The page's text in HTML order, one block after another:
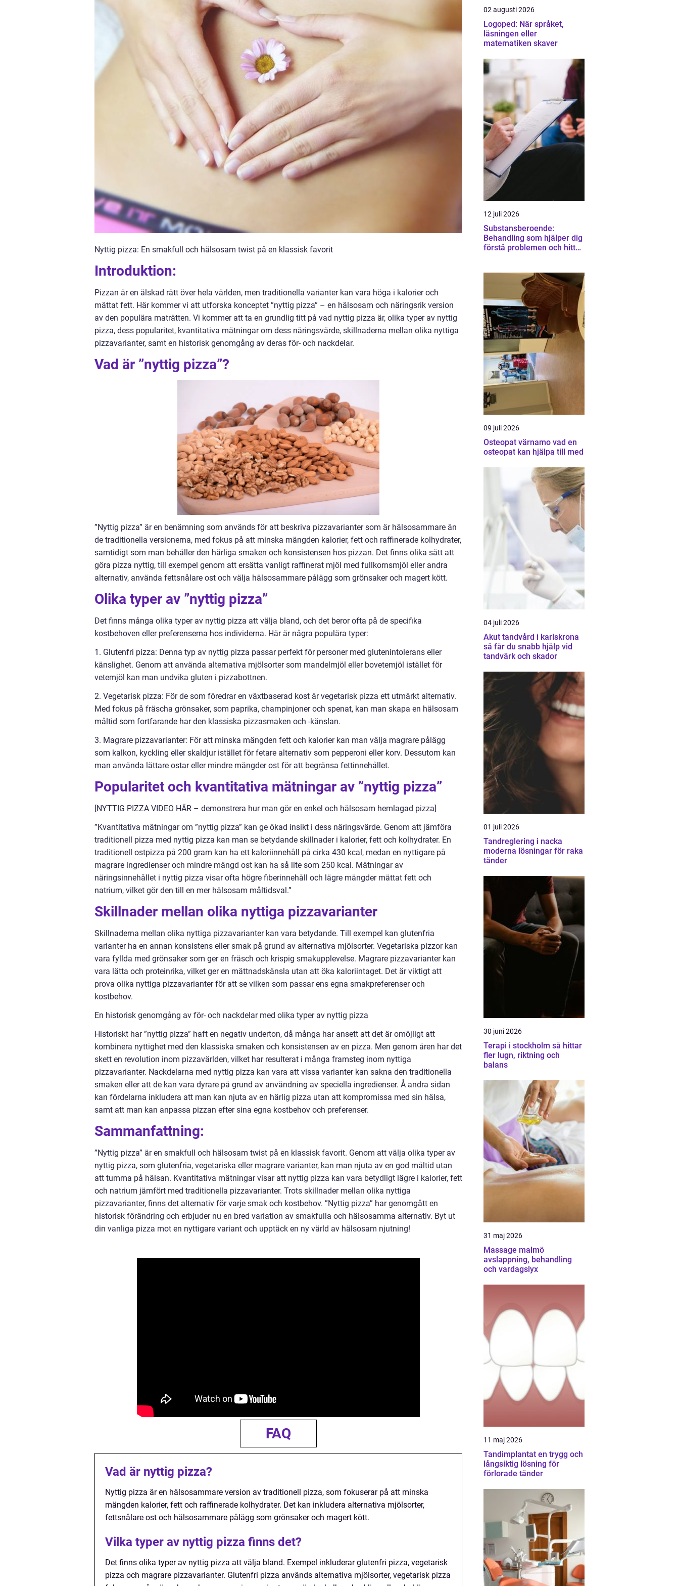
Nyttig pizza: En smakfull och hälsosam twist på en klassisk favorit
Introduktion:
Pizzan är en älskad rätt över hela världen, men traditionella varianter kan vara höga i kalorier och
mättat fett. Här kommer vi att utforska konceptet ”nyttig pizza” – en hälsosam och näringsrik version
av den populära maträtten. Vi kommer att ta en grundlig titt på vad nyttig pizza är, olika typer av nyttig
pizza, dess popularitet, kvantitativa mätningar om dess näringsvärde, skillnaderna mellan olika nyttiga
pizzavarianter, samt en historisk genomgång av deras för- och nackdelar.
Vad är ”nyttig pizza”?
”Nyttig pizza” är en benämning som används för att beskriva pizzavarianter som är hälsosammare än
de traditionella versionerna, med fokus på att minska mängden kalorier, fett och raffinerade kolhydrater,
samtidigt som man behåller den härliga smaken och konsistensen hos pizzan. Det finns olika sätt att
göra pizza nyttig, till exempel genom att ersätta vanligt raffinerat mjöl med fullkornsmjöl eller andra
alternativ, använda fettsnålare ost och välja hälsosammare pålägg som grönsaker och magert kött.
Olika typer av ”nyttig pizza”
Det finns många olika typer av nyttig pizza att välja bland, och det beror ofta på de specifika
kostbehoven eller preferenserna hos individerna. Här är några populära typer:
1. Glutenfri pizza: Denna typ av nyttig pizza passar perfekt för personer med glutenintolerans eller
känslighet. Genom att använda alternativa mjölsorter som mandelmjöl eller bovetemjöl istället för
vetemjöl kan man undvika gluten i pizzabottnen.
2. Vegetarisk pizza: För de som föredrar en växtbaserad kost är vegetarisk pizza ett utmärkt alternativ.
Med fokus på fräscha grönsaker, som paprika, champinjoner och spenat, kan man skapa en hälsosam
måltid som fortfarande har den klassiska pizzasmaken och -känslan.
3. Magrare pizzavarianter: För att minska mängden fett och kalorier kan man välja magrare pålägg
som kalkon, kyckling eller skaldjur istället för fetare alternativ som pepperoni eller korv. Dessutom kan
man använda lättare ostar eller mindre mängder ost för att begränsa fettinnehållet.
Popularitet och kvantitativa mätningar av ”nyttig pizza”
[NYTTIG PIZZA VIDEO HÄR – demonstrera hur man gör en enkel och hälsosam hemlagad pizza]
”Kvantitativa mätningar om ”nyttig pizza” kan ge ökad insikt i dess näringsvärde. Genom att jämföra
traditionell pizza med nyttig pizza kan man se betydande skillnader i kalorier, fett och kolhydrater. En
traditionell ostpizza på 200 gram kan ha ett kaloriinnehåll på cirka 430 kcal, medan en nyttigare på
magrare ingredienser och mindre mängd ost kan ha så lite som 250 kcal. Mätningar av
näringsinnehållet i nyttig pizza visar ofta högre fiberinnehåll och lägre mängder mättat fett och
natrium, vilket gör den till en mer hälsosam måltidsval.”
Skillnader mellan olika nyttiga pizzavarianter
Skillnaderna mellan olika nyttiga pizzavarianter kan vara betydande. Till exempel kan glutenfria
varianter ha en annan konsistens eller smak på grund av alternativa mjölsorter. Vegetariska pizzor kan
vara fyllda med grönsaker som ger en fräsch och krispig smakupplevelse. Magrare pizzavarianter kan
vara lätta och proteinrika, vilket ger en mättnadskänsla utan att öka kaloriintaget. Det är viktigt att
prova olika nyttiga pizzavarianter för att se vilken som passar ens egna smakpreferenser och
kostbehov.
En historisk genomgång av för- och nackdelar med olika typer av nyttig pizza
Historiskt har ”nyttig pizza” haft en negativ underton, då många har ansett att det är omöjligt att
kombinera nyttighet med den klassiska smaken och konsistensen av en pizza. Men genom åren har det
skett en revolution inom pizzavärlden, vilket har resulterat i många framsteg inom nyttiga
pizzavarianter. Nackdelarna med nyttig pizza kan vara att vissa varianter kan sakna den traditionella
smaken eller att de kan vara dyrare på grund av användning av speciella ingredienser. Å andra sidan
kan fördelarna inkludera att man kan njuta av en härlig pizza utan att kompromissa med sin hälsa,
samt att man kan anpassa pizzan efter sina egna kostbehov och preferenser.
Sammanfattning:
”Nyttig pizza” är en smakfull och hälsosam twist på en klassisk favorit. Genom att välja olika typer av
nyttig pizza, som glutenfria, vegetariska eller magrare varianter, kan man njuta av en god måltid utan
att tumma på hälsan. Kvantitativa mätningar visar att nyttig pizza kan vara betydligt lägre i kalorier, fett
och natrium jämfört med traditionella pizzavarianter. Trots skillnader mellan olika nyttiga
pizzavarianter, finns det alternativ för varje smak och kostbehov. ”Nyttig pizza” har genomgått en
historisk förändring och erbjuder nu en bred variation av smakfulla och hälsosamma alternativ. Byt ut
din vanliga pizza mot en nyttigare variant och upptäck en ny värld av hälsosam njutning!
FAQ
Vad är nyttig pizza?
Nyttig pizza är en hälsosammare version av traditionell pizza, som fokuserar på att minska
mängden kalorier, fett och raffinerade kolhydrater. Det kan inkludera alternativa mjölsorter,
fettsnålare ost och hälsosammare pålägg som grönsaker och magert kött.
Vilka typer av nyttig pizza finns det?
Det finns olika typer av nyttig pizza att välja bland. Exempel inkluderar glutenfri pizza, vegetarisk
pizza och magrare pizzavarianter. Glutenfri pizza används alternativa mjölsorter, vegetarisk pizza
02 augusti 2026
Logoped: När språket,
läsningen eller
matematiken skaver
12 juli 2026
Substansberoende:
Behandling som hjälper dig
förstå problemen och hitta
09 juli 2026
Osteopat värnamo vad en
osteopat kan hjälpa till med
04 juli 2026
Akut tandvård i karlskrona
så får du snabb hjälp vid
tandvärk och skador
01 juli 2026
Tandreglering i nacka
moderna lösningar för raka
tänder
30 juni 2026
Terapi i stockholm så hittar
fler lugn, riktning och
balans
31 maj 2026
Massage malmö
avslappning, behandling
och vardagslyx
11 maj 2026
Tandimplantat en trygg och
långsiktig lösning för
förlorade tänder